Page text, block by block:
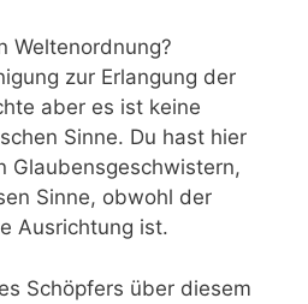
Weltenordnung?
zur Erlangung der
aber es ist keine
Sinne. Du hast hier
Glaubensgeschwistern,
Sinne, obwohl der
Ausrichtung ist.
Schöpfers über diesem